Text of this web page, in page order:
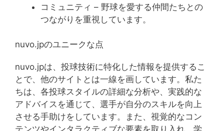
コミュニティ – 野球を愛する仲間たちとの
つながりを重視しています。
nuvo.jpのユニークな点
nuvo.jpは、投球技術に特化した情報を提供するこ
とで、他のサイトとは一線を画しています。私た
ちは、各投球スタイルの詳細な分析や、実践的な
アドバイスを通じて、選手が自分のスキルを向上
させる手助けをしています。また、視覚的なコン
テンツやインタラクティブな要素を取り入れ、学